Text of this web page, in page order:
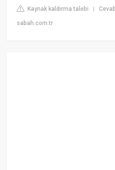
Kaynak kaldırma talebi |
sabah.com.tr